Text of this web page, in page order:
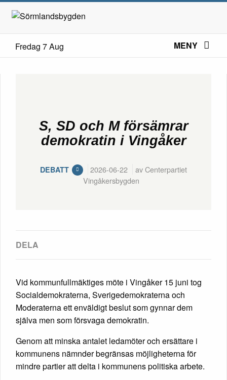
Fredag 7 Aug MENY
S, SD och M försämrar
demokratin i Vingåker
DEBATT 2026-06-22
av Centerpartiet
Vingåkersbygden
Vid kommunfullmäktiges möte i Vingåker 15 juni tog
Socialdemokraterna, Sverigedemokraterna och
Moderaterna ett enväldigt beslut som gynnar dem
själva men som försvaga demokratin.
Genom att minska antalet ledamöter och ersättare i
kommunens nämnder begränsas möjligheterna för
mindre partier att delta i kommunens politiska arbete.